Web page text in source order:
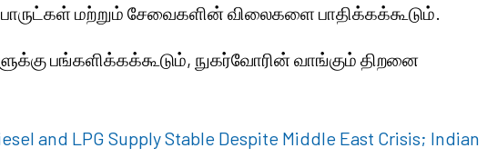
மற்றும் சேவைகளின் விலைகளை பாதிக்கக்கூடும்.
பங்களிக்கக்கூடும், நுகர்வோரின் வாங்கும் திறனை
and LPG Supply Stable Despite Middle East Crisis; Indian